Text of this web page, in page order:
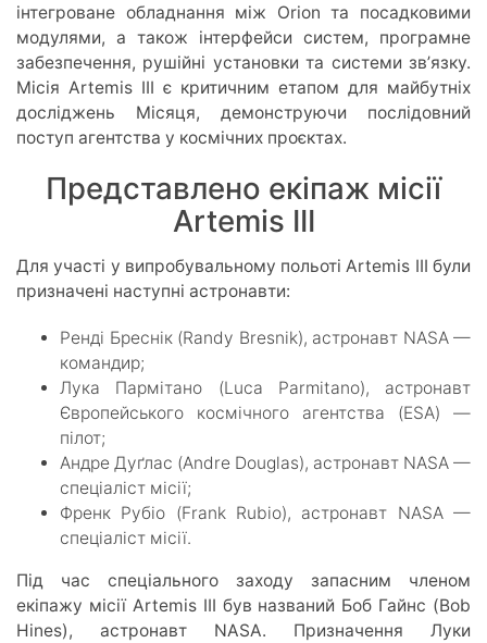
інтегроване обладнання між Orion та посадковими
модулями, а також інтерфейси систем, програмне
забезпечення, рушійні установки та системи звʼязку.
Місія Artemis III є критичним етапом для майбутніх
досліджень Місяця, демонструючи послідовний
поступ агентства у космічних проєктах.
Представлено екіпаж місії
Artemis III
Для участі у випробувальному польоті Artemis III були
призначені наступні астронавти:
Ренді Бреснік (Randy Bresnik), астронавт NASA —
командир;
Лука Пармітано (Luca Parmitano), астронавт
Європейського космічного агентства (ESA) —
пілот;
Андре Дуґлас (Andre Douglas), астронавт NASA —
спеціаліст місії;
Френк Рубіо (Frank Rubio), астронавт NASA —
спеціаліст місії.
Під час спеціального заходу запасним членом
екіпажу місії Artemis III був названий Боб Гайнс (Bob
Hines), астронавт NASA. Призначення Луки